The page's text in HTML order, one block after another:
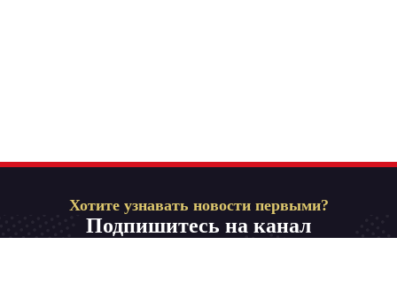
Хотите узнавать новости первыми?
Подпишитесь на канал